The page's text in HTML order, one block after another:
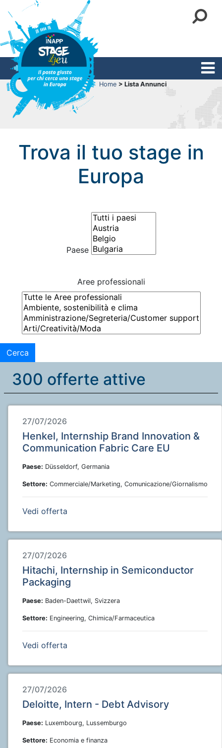
Home > Lista Annunci
Trova il tuo stage in
Europa
Paese
Aree professionali
Cerca
300 offerte attive
27/07/2026
Henkel, Internship Brand Innovation &
Communication Fabric Care EU
Paese: Düsseldorf, Germania
Settore: Commerciale/Marketing, Comunicazione/Giornalismo
Vedi offerta
27/07/2026
Hitachi, Internship in Semiconductor
Packaging
Paese: Baden-Daettwil, Svizzera
Settore: Engineering, Chimica/Farmaceutica
Vedi offerta
27/07/2026
Deloitte, Intern - Debt Advisory
Paese: Luxembourg, Lussemburgo
Settore: Economia e finanza